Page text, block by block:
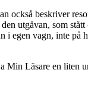
också beskriver
utgåvan, som
i egen vagn, inte
Min Läsare en liten